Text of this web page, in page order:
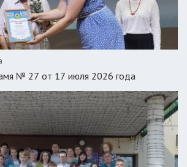
№ 27 от 17 июля 2026 года